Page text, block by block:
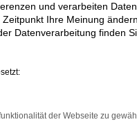
und verarbeiten
Ihre Meinung
Datenverarbeitung finden
der Webseite zu